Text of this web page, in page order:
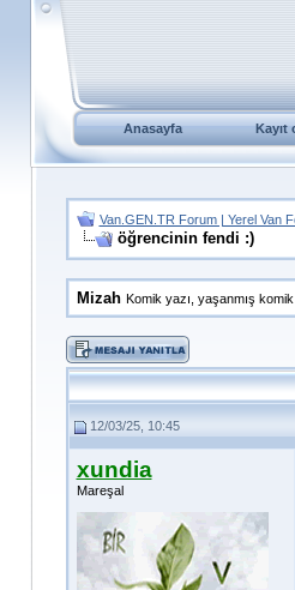
Anasayfa Kayıt
Van.GEN.TR Forum | Yerel Van
öğrencinin fendi :)
Mizah Komik yazı, yaşanmış komik
12/03/25, 10:45
xundia
Mareşal